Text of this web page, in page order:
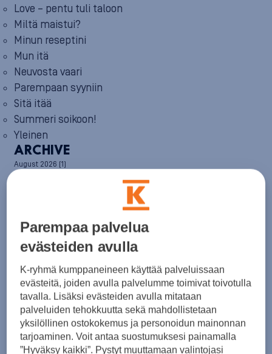
Love – pentu tuli taloon
Miltä maistui?
Minun reseptini
Mun itä
Neuvosta vaari
Parempaan syyniin
Sitä itää
Summeri soikoon!
Yleinen
ARCHIVE
August 2026 (1)
March 2026(8)
(5)
January 2026(6)
November 2025(7)
October 2025(8)
September 2025(5)
August 2025(6)
July 2025(7)
June 2025(7)
May 2025(6)
Parempaa palvelua
evästeiden avulla
K-ryhmä kumppaneineen käyttää palveluissaan
evästeitä, joiden avulla palvelumme toimivat toivotulla
tavalla. Lisäksi evästeiden avulla mitataan
palveluiden tehokkuutta sekä mahdollistetaan
yksilöllinen ostokokemus ja personoidun mainonnan
tarjoaminen. Voit antaa suostumuksesi painamalla
”Hyväksy kaikki”. Pystyt muuttamaan valintojasi